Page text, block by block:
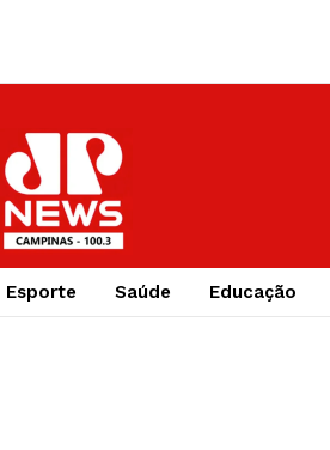
Esporte Saúde Educação